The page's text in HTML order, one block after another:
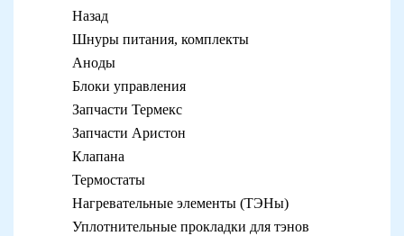
Назад
Шнуры питания, комплекты
Аноды
Блоки управления
Запчасти Термекс
Запчасти Аристон
Клапана
Термостаты
Нагревательные элементы (ТЭНы)
Уплотнительные прокладки для тэнов